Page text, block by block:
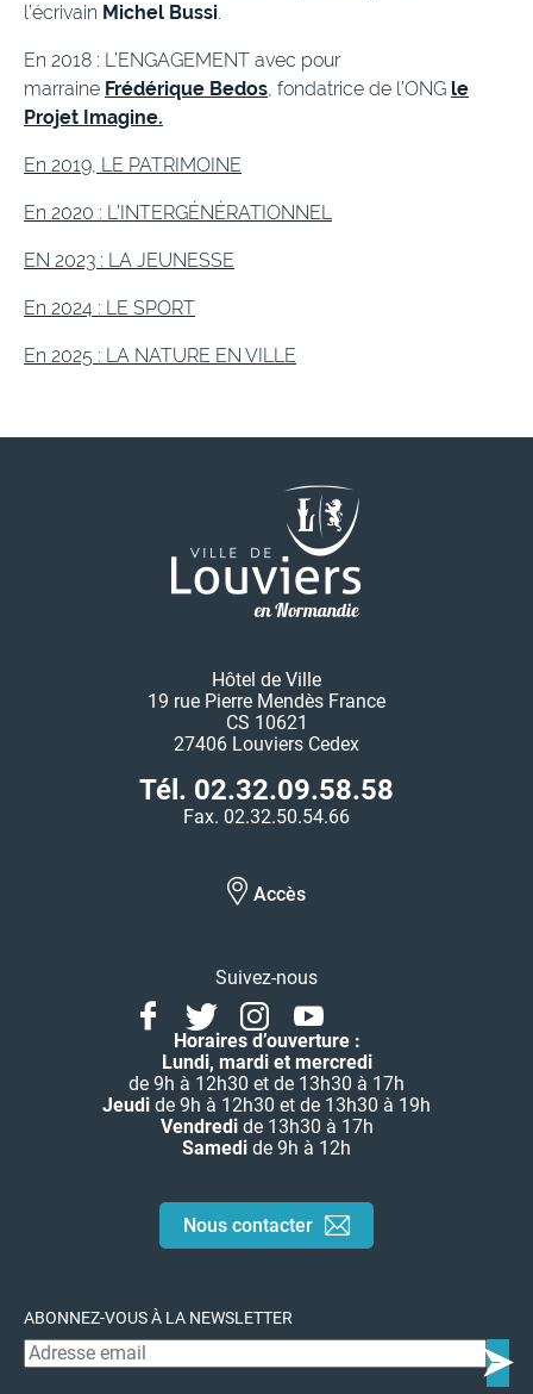
l’écrivain Michel Bussi.
En 2018 : L’ENGAGEMENT avec pour
marraine Frédérique Bedos, fondatrice de l’ONG le
Projet Imagine.
En 2019, LE PATRIMOINE
En 2020 : L’INTERGÉNÉRATIONNEL
EN 2023 : LA JEUNESSE
En 2024 : LE SPORT
En 2025 : LA NATURE EN VILLE
Hôtel de Ville
19 rue Pierre Mendès France
CS 10621
27406 Louviers Cedex
Tél. 02.32.09.58.58
Fax. 02.32.50.54.66
Accès
Suivez-nous
FacebookTwitterInstagramYoutube
Horaires d’ouverture :
Lundi, mardi et mercredi
de 9h à 12h30 et de 13h30 à 17h
Jeudi de 9h à 12h30 et de 13h30 à 19h
Vendredide 13h30 à 17h
Samedi de 9h à 12h
Nous contacter
ABONNEZ-VOUS À LA NEWSLETTER